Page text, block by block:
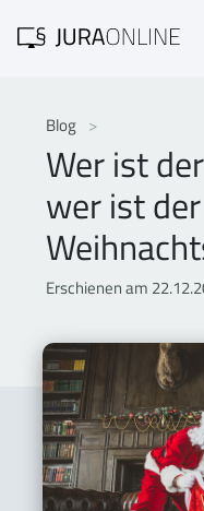
Blog
Wer ist
wer ist der
Erschienen am